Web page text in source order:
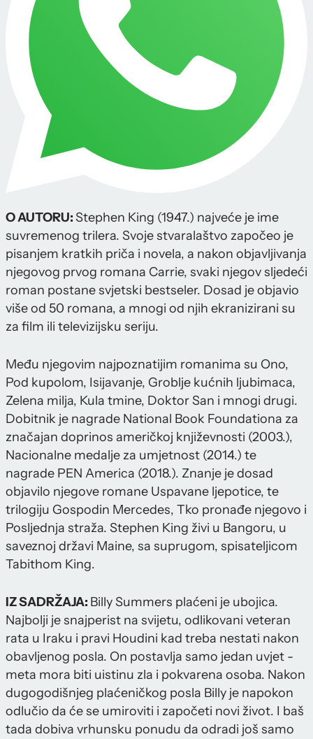
O AUTORU:Stephen King (1947.) najveće je ime
suvremenog trilera. Svoje stvaralaštvo započeo je
pisanjem kratkih priča i novela, a nakon objavljivanja
njegovog prvog romana Carrie, svaki njegov sljedeći
roman postane svjetski bestseler. Dosad je objavio
više od 50 romana, a mnogi od njih ekranizirani su
za film ili televizijsku seriju.
Među njegovim najpoznatijim romanima su Ono,
Pod kupolom, Isijavanje, Groblje kućnih ljubimaca,
Zelena milja, Kula tmine, Doktor San i mnogi drugi.
Dobitnik je nagrade National Book Foundationa za
značajan doprinos američkoj književnosti (2003.),
Nacionalne medalje za umjetnost (2014.) te
nagrade PEN America (2018.). Znanje je dosad
objavilo njegove romane Uspavane ljepotice, te
trilogiju Gospodin Mercedes, Tko pronađe njegovo i
Posljednja straža. Stephen King živi u Bangoru, u
saveznoj državi Maine, sa suprugom, spisateljicom
Tabithom King.
IZ SADRŽAJA: Billy Summers plaćeni je ubojica.
Najbolji je snajperist na svijetu, odlikovani veteran
rata u Iraku i pravi Houdini kad treba nestati nakon
obavljenog posla. On postavlja samo jedan uvjet -
meta mora biti uistinu zla i pokvarena osoba. Nakon
dugogodišnjeg plaćeničkog posla Billy je napokon
odlučio da će se umiroviti i započeti novi život. I baš
tada dobiva vrhunsku ponudu da odradi još samo